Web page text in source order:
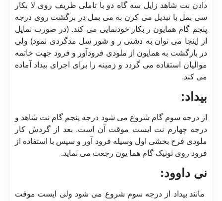
دادن نت شاهد زایل سه گاه دو با تاملی ظریف روی لا بکار
سی بمل با تبدیل می کرن به می بمل در برگشت روی درجه
پنجم گام همایون ر بکار خودنمایی می کند. (در صورت تمایل
از اینجا می توان به دشتی ر و شور سل مدگردی نمود) ولی
در بازگشت به همایون از ملودی فرودآور و فرود جهت خاتمه
موالیان استفاده می گردد و زمینه را برای اجرای بیداد آماده
می کند.
بیداد:
از درجه سوم گام شروع می شود درجه پنجم گام نت شاهد و
درجه چهارم نت ایست موقت آن است. بعد از گردش کار
ملودی فرح بخشی اول وسیله فرود آور و سپس با استفاده از
فرود روی تونیک گام هما یون رجعت می نماید.
نی داوود:
مانند بیداد از درجه سوم شروع می شود ولی ایست موقت